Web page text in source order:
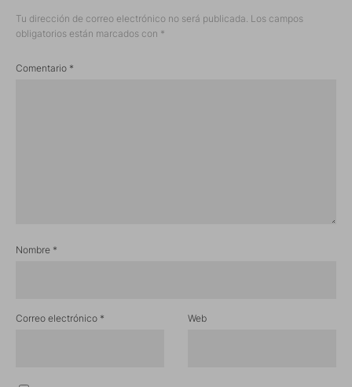
Tu dirección de correo electrónico no será publicada. Los campos
obligatorios están marcados con *
Comentario *
Nombre *
Correo electrónico * Web